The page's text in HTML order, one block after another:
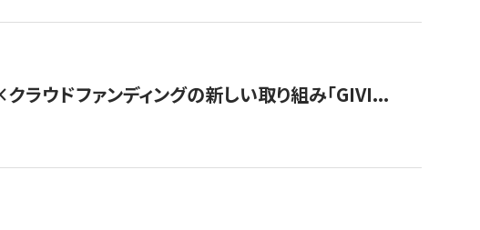
ラウドファンディングの新しい取り組み「GIVI...